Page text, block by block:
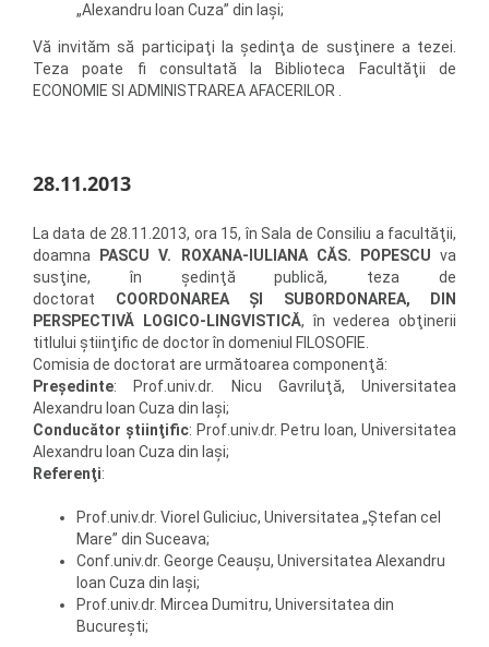
„Alexandru Ioan Cuza” din Iaşi;
Vă invităm să participaţi la şedinţa de susţinere a tezei.
Teza poate fi consultată la Biblioteca Facultăţii de
ECONOMIE SI ADMINISTRAREA AFACERILOR .
28.11.2013
La data de 28.11.2013, ora 15, în Sala de Consiliu a facultăţii,
doamna
PASCU V. ROXANA-IULIANA CĂS. POPESCU va
susţine, în şedinţă publică, teza de
doctorat COORDONAREA ŞI SUBORDONAREA, DIN
PERSPECTIVĂ LOGICO-LINGVISTICĂ, în vederea obţinerii
titlului ştiinţific de doctor în domeniul FILOSOFIE.
Comisia de doctorat are următoarea componenţă:
Preşedinte: Prof.univ.dr. Nicu Gavriluţă, Universitatea
Alexandru Ioan Cuza din Iaşi;
Conducător ştiinţific: Prof.univ.dr. Petru Ioan, Universitatea
Alexandru Ioan Cuza din Iaşi;
Referenţi:
Prof.univ.dr. Viorel Guliciuc, Universitatea „Ştefan cel
Mare” din Suceava;
Conf.univ.dr. George Ceauşu, Universitatea Alexandru
Ioan Cuza din Iaşi;
Prof.univ.dr. Mircea Dumitru, Universitatea din
Bucureşti;